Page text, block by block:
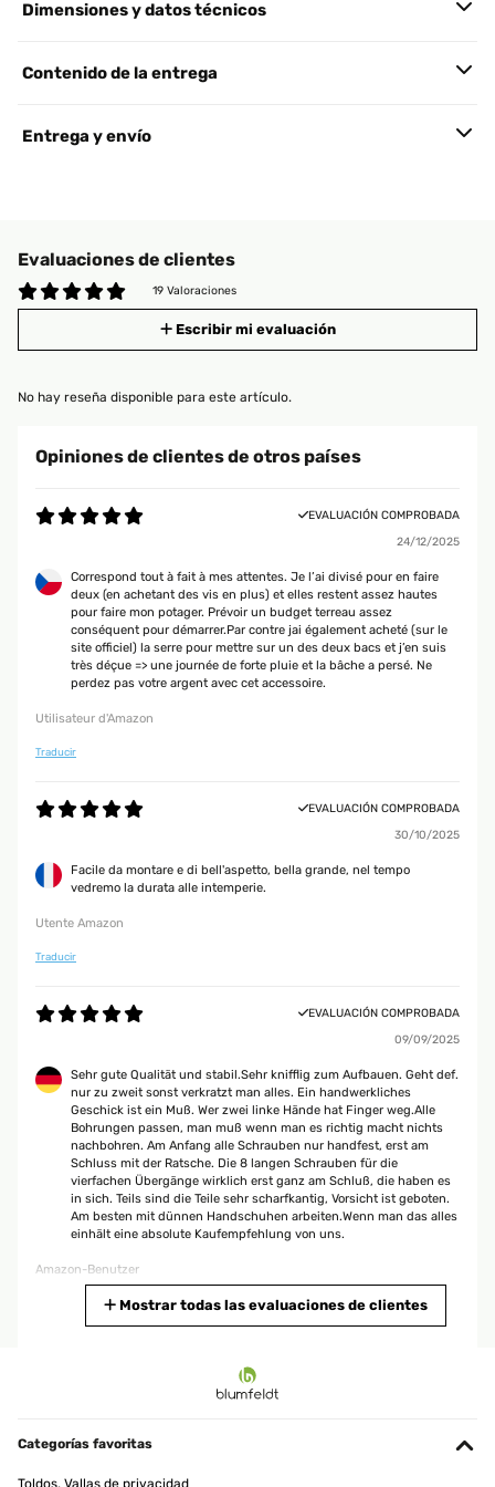
Dimensiones y datos técnicos
Contenido de la entrega
Entrega y envío
Evaluaciones de clientes
19 Valoraciones
Escribir mi evaluación
No hay reseña disponible para este artículo.
Opiniones de clientes de otros países
EVALUACIÓN COMPROBADA
24/12/2025
Correspond tout à fait à mes attentes. Je l’ai divisé pour en faire
deux (en achetant des vis en plus) et elles restent assez hautes
pour faire mon potager. Prévoir un budget terreau assez
conséquent pour démarrer.Par contre jai également acheté (sur le
site officiel) la serre pour mettre sur un des deux bacs et j’en suis
très déçue => une journée de forte pluie et la bâche a persé. Ne
perdez pas votre argent avec cet accessoire.
Utilisateur d'Amazon
Traducir
EVALUACIÓN COMPROBADA
30/10/2025
Facile da montare e di bell'aspetto, bella grande, nel tempo
vedremo la durata alle intemperie.
Utente Amazon
Traducir
EVALUACIÓN COMPROBADA
09/09/2025
Sehr gute Qualität und stabil.Sehr knifflig zum Aufbauen. Geht def.
nur zu zweit sonst verkratzt man alles. Ein handwerkliches
Geschick ist ein Muß. Wer zwei linke Hände hat Finger weg.Alle
Bohrungen passen, man muß wenn man es richtig macht nichts
nachbohren. Am Anfang alle Schrauben nur handfest, erst am
Schluss mit der Ratsche. Die 8 langen Schrauben für die
vierfachen Übergänge wirklich erst ganz am Schluß, die haben es
in sich. Teils sind die Teile sehr scharfkantig, Vorsicht ist geboten.
Am besten mit dünnen Handschuhen arbeiten.Wenn man das alles
einhält eine absolute Kaufempfehlung von uns.
Amazon-Benutzer
alleine aufzubauen - wenn man es verschieben will, den Platz
Mostrar todas las evaluaciones de clientes
Categorías favoritas
Toldos, Vallas de privacidad